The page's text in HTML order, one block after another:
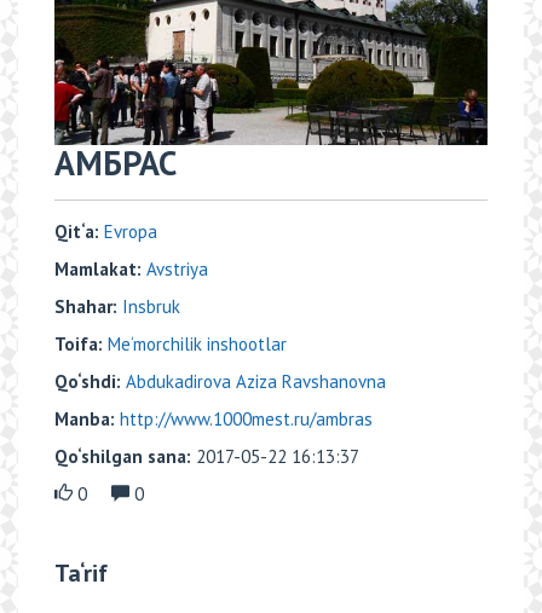
​АМБРАС
Qit‘a: Evropa
Mamlakat: Avstriya
Shahar: Insbruk
Toifa: Me‘morchilik inshootlar
Qo‘shdi: Abdukadirova Aziza Ravshanovna
Manba: http://www.1000mest.ru/ambras
Qo‘shilgan sana: 2017-05-22 16:13:37
0
0
Ta‘rif